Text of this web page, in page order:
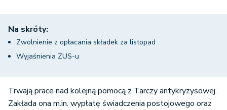
Na skróty:
Zwolnienie z opłacania składek za listopad
Wyjaśnienia ZUS-u
Trwają prace nad kolejną pomocą z Tarczy antykryzysowej.
Zakłada ona m.in. wypłatę świadczenia postojowego oraz